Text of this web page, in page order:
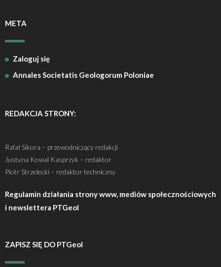
META
Zaloguj się
Annales Societatis Geologorum Poloniae
REDAKCJA STRONY:
Rafał Sikora – przewodniczący redakcji
Justyna Kowal Kasprzyk – redaktor
Piotr Strzelecki – redaktor techniczny
Regulamin działania strony www, mediów społecznościowych
i newslettera PTGeol
ZAPISZ SIĘ DO PTGeol